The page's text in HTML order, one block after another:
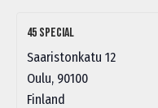
45 Special
Saaristonkatu 12
Oulu, 90100
Finland